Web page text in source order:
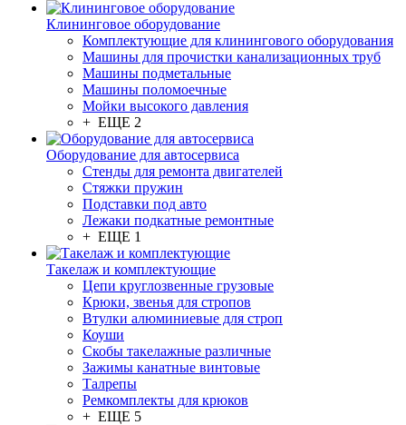
Клининговое оборудование
Комплектующие для клинингового оборудования
Машины для прочистки канализационных труб
Машины подметальные
Машины поломоечные
Мойки высокого давления
+ ЕЩЕ 2
Оборудование для автосервиса
Стенды для ремонта двигателей
Стяжки пружин
Подставки под авто
Лежаки подкатные ремонтные
+ ЕЩЕ 1
Такелаж и комплектующие
Цепи круглозвенные грузовые
Крюки, звенья для стропов
Втулки алюминиевые для строп
Коуши
Скобы такелажные различные
Зажимы канатные винтовые
Талрепы
Ремкомплекты для крюков
+ ЕЩЕ 5